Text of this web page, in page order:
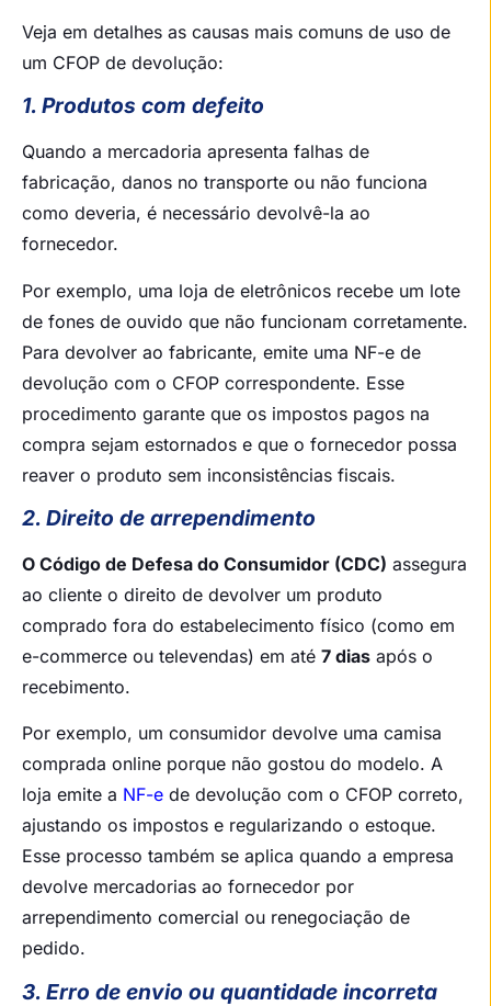
Veja em detalhes as causas mais comuns de uso de
um CFOP de devolução:
1. Produtos com defeito
Quando a mercadoria apresenta falhas de
fabricação, danos no transporte ou não funciona
como deveria, é necessário devolvê-la ao
fornecedor.
Por exemplo, uma loja de eletrônicos recebe um lote
de fones de ouvido que não funcionam corretamente.
Para devolver ao fabricante, emite uma NF-e de
devolução com o CFOP correspondente. Esse
procedimento garante que os impostos pagos na
compra sejam estornados e que o fornecedor possa
reaver o produto sem inconsistências fiscais.
2. Direito de arrependimento
O Código de Defesa do Consumidor (CDC) assegura
ao cliente o direito de devolver um produto
comprado fora do estabelecimento físico (como em
e-commerce ou televendas) em até 7 dias após o
recebimento.
Por exemplo, um consumidor devolve uma camisa
comprada online porque não gostou do modelo. A
loja emite a NF-e de devolução com o CFOP correto,
ajustando os impostos e regularizando o estoque.
Esse processo também se aplica quando a empresa
devolve mercadorias ao fornecedor por
arrependimento comercial ou renegociação de
pedido.
3. Erro de envio ou quantidade incorreta